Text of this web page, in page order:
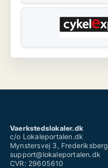
Vaerkstedslokaler.dk
c/o Lokaleportalen.dk
Mynstersvej 3, Frederiksberg
support@lokaleportalen.dk
CVR: 29605610